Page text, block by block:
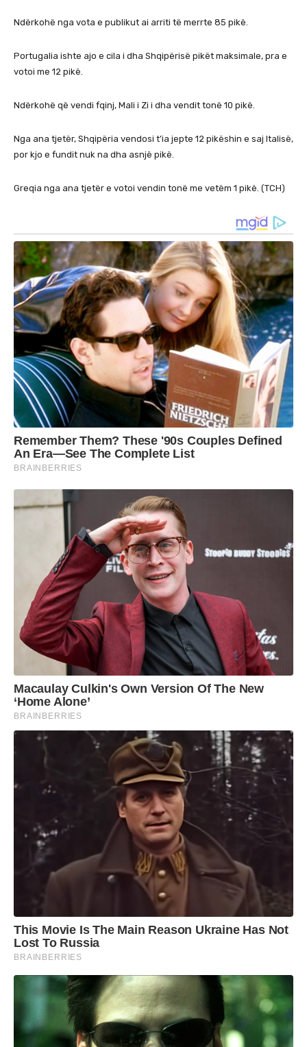
Ndërkohë nga vota e publikut ai arriti të merrte 85 pikë.
Portugalia ishte ajo e cila i dha Shqipërisë pikët maksimale, pra e
votoi me 12 pikë.
Ndërkohë që vendi fqinj, Mali i Zi i dha vendit tonë 10 pikë.
Nga ana tjetër, Shqipëria vendosi t’ia jepte 12 pikëshin e saj Italisë,
por kjo e fundit nuk na dha asnjë pikë.
Greqia nga ana tjetër e votoi vendin tonë me vetëm 1 pikë. (TCH)